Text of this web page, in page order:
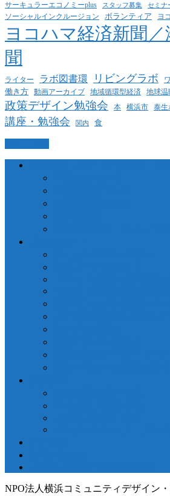
サーキュラーエコノミーplus スタッフ募集 セミナ
ソーシャルインクルージョン ボランティア ヨ
ヨコハマ経済新聞
聞
ライター ラボ図書環 リビングラボ
働き方 動画アーカイブ 地域循環型経済 地球温
政策デザイン勉強会 本 横浜市 泰生
講座・勉強会 関内 食
NPO法人横浜コミュニティデザイン